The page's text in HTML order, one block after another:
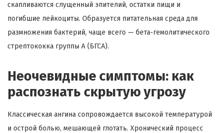
скапливаются слущенный эпителий, остатки пищи и
погибшие лейкоциты. Образуется питательная среда для
размножения бактерий, чаще всего — бета-гемолитического
стрептококка группы А (БГСА).
Неочевидные симптомы: как
распознать скрытую угрозу
Классическая ангина сопровождается высокой температурой
и острой болью, мешающей глотать. Хронический процесс